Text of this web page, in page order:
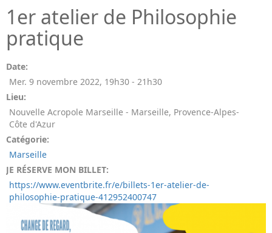
1er atelier de Philosophie
pratique
Date:
Mer. 9 novembre 2022, 19h30 - 21h30
Lieu:
Nouvelle Acropole Marseille - Marseille, Provence-Alpes-
Côte d'Azur
Catégorie:
Marseille
JE RÉSERVE MON BILLET:
https://www.eventbrite.fr/e/billets-1er-atelier-de-
philosophie-pratique-412952400747